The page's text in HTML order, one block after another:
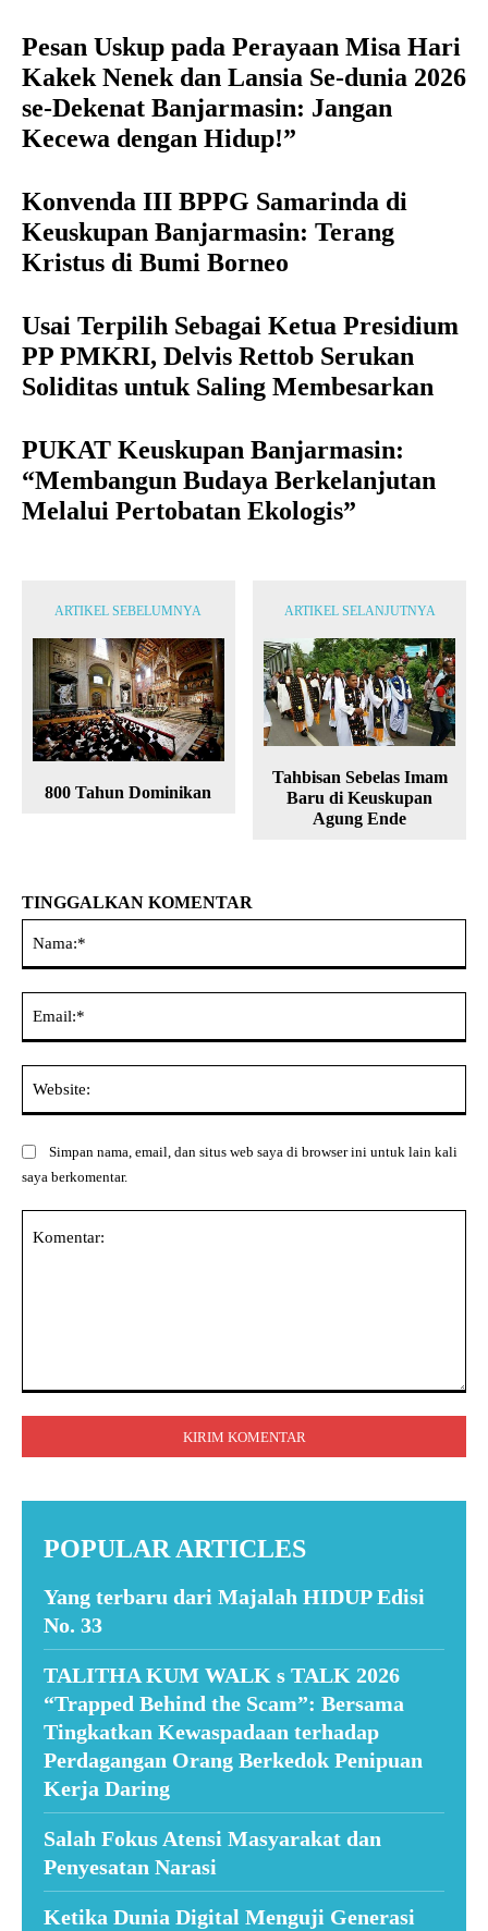
Pesan Uskup pada Perayaan Misa Hari
Kakek Nenek dan Lansia Se-dunia 2026
se-Dekenat Banjarmasin: Jangan
Kecewa dengan Hidup!”
Konvenda III BPPG Samarinda di
Keuskupan Banjarmasin: Terang
Kristus di Bumi Borneo
Usai Terpilih Sebagai Ketua Presidium
PP PMKRI, Delvis Rettob Serukan
Soliditas untuk Saling Membesarkan
PUKAT Keuskupan Banjarmasin:
“Membangun Budaya Berkelanjutan
Melalui Pertobatan Ekologis”
ARTIKEL SEBELUMNYA
800 Tahun Dominikan
ARTIKEL SELANJUTNYA
Tahbisan Sebelas Imam
Baru di Keuskupan
Agung Ende
TINGGALKAN KOMENTAR
Simpan nama, email, dan situs web saya di browser ini untuk lain kali
saya berkomentar.
POPULAR ARTICLES
Yang terbaru dari Majalah HIDUP Edisi
No. 33
TALITHA KUM WALK s TALK 2026
“Trapped Behind the Scam”: Bersama
Tingkatkan Kewaspadaan terhadap
Perdagangan Orang Berkedok Penipuan
Kerja Daring
Salah Fokus Atensi Masyarakat dan
Penyesatan Narasi
Ketika Dunia Digital Menguji Generasi